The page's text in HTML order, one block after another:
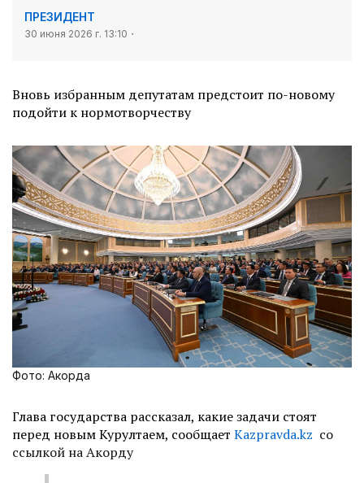
ПРЕЗИДЕНТ
30 июня 2026 г. 13:10
Вновь избранным депутатам предстоит по-новому
подойти к нормотворчеству
Фото: Акорда
Глава государства рассказал, какие задачи стоят
перед новым Курултаем, сообщает Kazpravda.kz со
ссылкой на Акорду